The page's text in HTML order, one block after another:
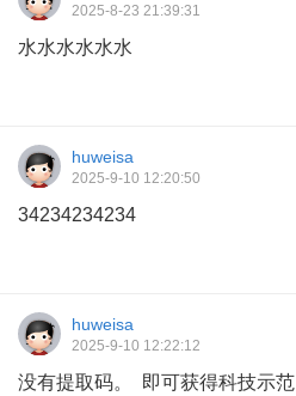
2025-8-23 21:39:31
水水水水水水
huweisa
2025-9-10 12:20:50
34234234234
huweisa
2025-9-10 12:22:12
没有提取码。 即可获得科技示范